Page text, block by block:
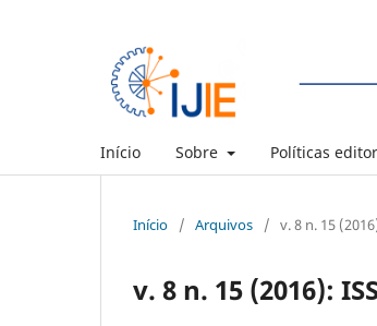
Início Sobre Políticas
Início / Arquivos / v. 8 n. 15
v. 8 n. 15 (2016):